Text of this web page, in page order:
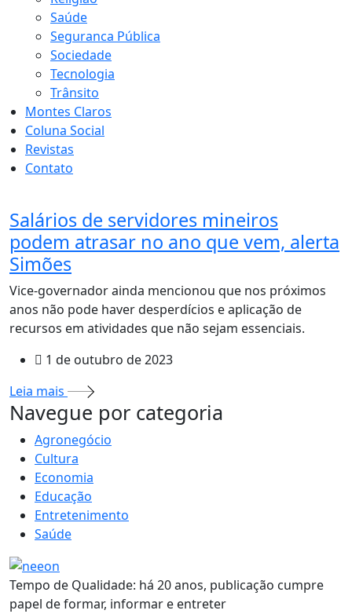
Saúde
Seguranca Pública
Sociedade
Tecnologia
Trânsito
Montes Claros
Coluna Social
Revistas
Contato
Salários de servidores mineiros
podem atrasar no ano que vem, alerta
Simões
Vice-governador ainda mencionou que nos próximos
anos não pode haver desperdícios e aplicação de
recursos em atividades que não sejam essenciais.
1 de outubro de 2023
Leia mais
MAIS VISTOS
Navegue por categoria
Agronegócio
Cultura
Economia
Educação
Entretenimento
Saúde
Tempo de Qualidade: há 20 anos, publicação cumpre
papel de formar, informar e entreter